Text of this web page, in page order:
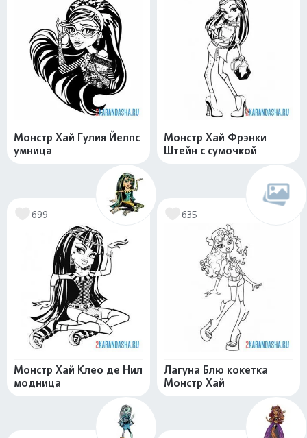
Монстр Хай Гулия Йелпс
умница
Монстр Хай Фрэнки
Штейн с сумочкой
699
Монстр Хай Клео де Нил
модница
635
Лагуна Блю кокетка
Монстр Хай